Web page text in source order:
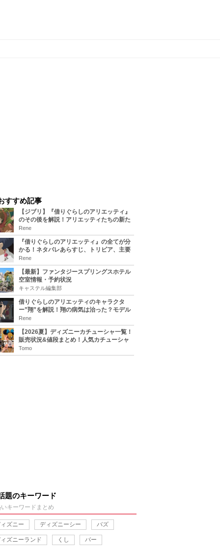
すすめ記事
【ジブリ】『借りぐらしのアリエッティ』
のその後を解説！アリエッティたちの新た
な住処は？翔の病気は治る？
Rene
『借りぐらしのアリエッティ』の全てが分
かる！ネタバレあらすじ、トリビア、主要
キャラまとめ！
Rene
【最新】ファンタジースプリングスホテル
空室情報・予約状況
キャステル編集部
借りぐらしのアリエッティのキャラクタ
ー”翔”を解説！翔の病気は治った？モデル
は誰？
Rene
【2026夏】ディズニーカチューシャ一覧！
販売状況&値段まとめ！人気カチューシャ
をチェック
Tomo
題のキーワード
キーワードまとめ
ズニー ディズニーシー バズ
ズニーランド くし バー